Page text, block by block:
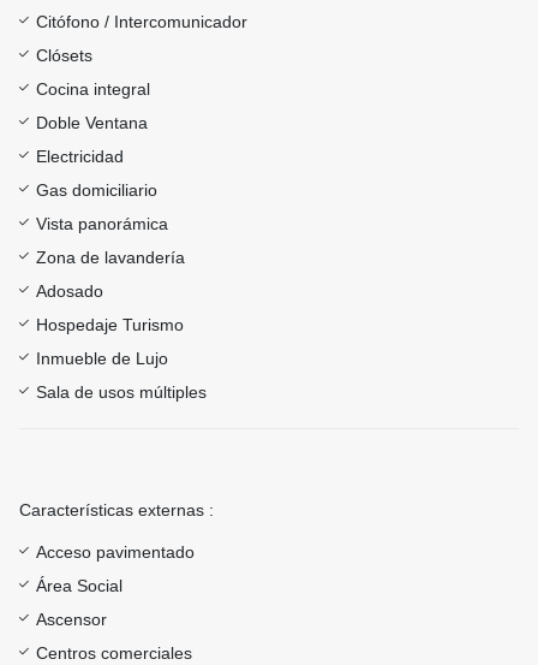
Citófono / Intercomunicador
Clósets
Cocina integral
Doble Ventana
Electricidad
Gas domiciliario
Vista panorámica
Zona de lavandería
Adosado
Hospedaje Turismo
Inmueble de Lujo
Sala de usos múltiples
Características externas :
Acceso pavimentado
Área Social
Ascensor
Centros comerciales